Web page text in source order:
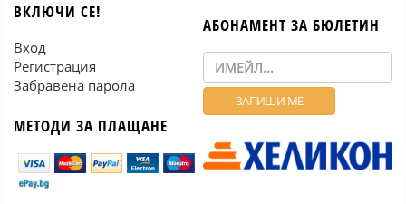
ВКЛЮЧИ СЕ!
Вход
Регистрация
Забравена парола
МЕТОДИ ЗА ПЛАЩАНЕ
АБОНАМЕНТ ЗА БЮЛЕТИН